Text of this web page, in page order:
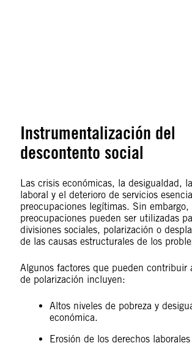
Instrumentalización del
descontento social
Las crisis económicas, la desigualdad,
laboral y el deterioro de servicios
preocupaciones legítimas. Sin embargo,
preocupaciones pueden ser utilizadas
divisiones sociales, polarización o
de las causas estructurales de los
Algunos factores que pueden contribuir
de polarización incluyen:
Altos niveles de pobreza y
económica.
Erosión de los derechos